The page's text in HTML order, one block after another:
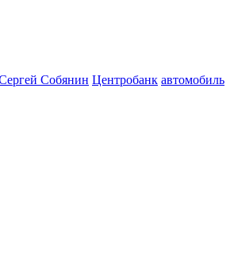
Собянин Центробанк автомобиль